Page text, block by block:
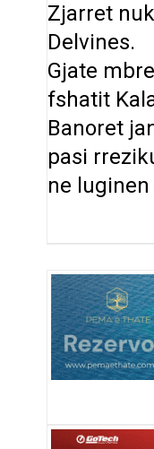
Zjarret
Delvines.
Gjate
fshatit
Banoret
pasi
ne luginen